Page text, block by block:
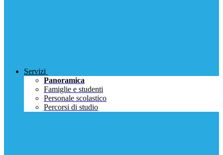
Servizi
Panoramica
Famiglie e studenti
Personale scolastico
Percorsi di studio